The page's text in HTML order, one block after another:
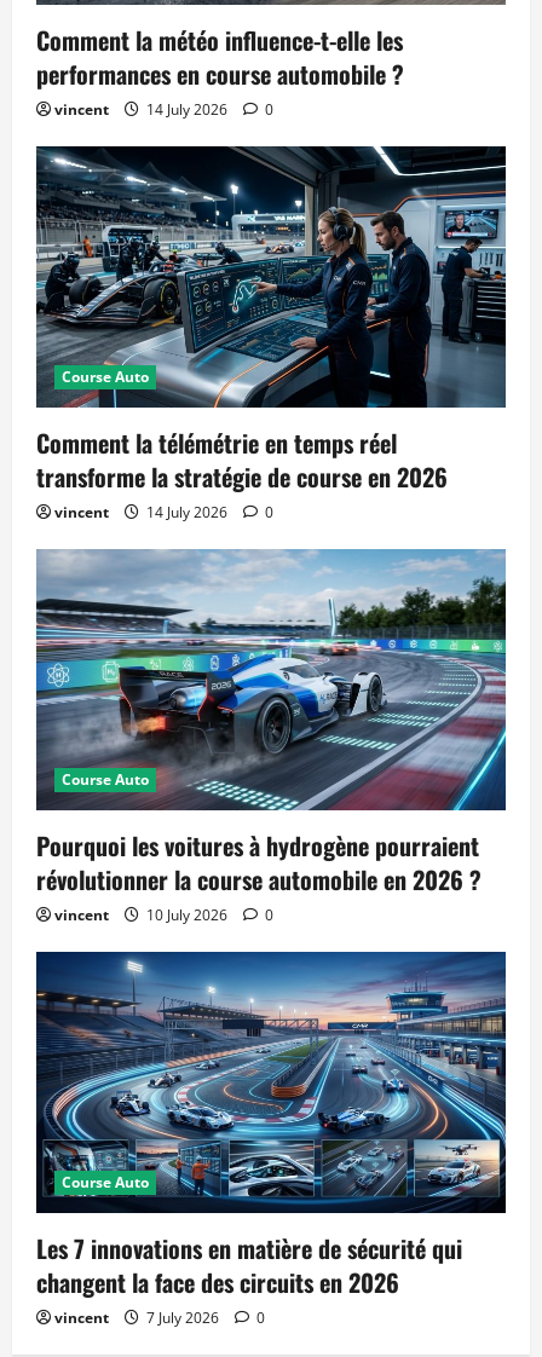
Comment la météo influence-t-elle les
performances en course automobile ?
vincent 14 July 2026 0
Course Auto
Comment la télémétrie en temps réel
transforme la stratégie de course en 2026
vincent 14 July 2026 0
Course Auto
Pourquoi les voitures à hydrogène pourraient
révolutionner la course automobile en 2026 ?
vincent 10 July 2026 0
Course Auto
Les 7 innovations en matière de sécurité qui
changent la face des circuits en 2026
vincent 7 July 2026 0